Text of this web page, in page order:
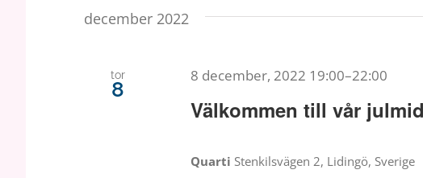
december 2022
tor
8
Välkommen till vår
8 december, 2022 19:00–22:00
Quarti Stenkilsvägen 2, Lidingö, Sverige